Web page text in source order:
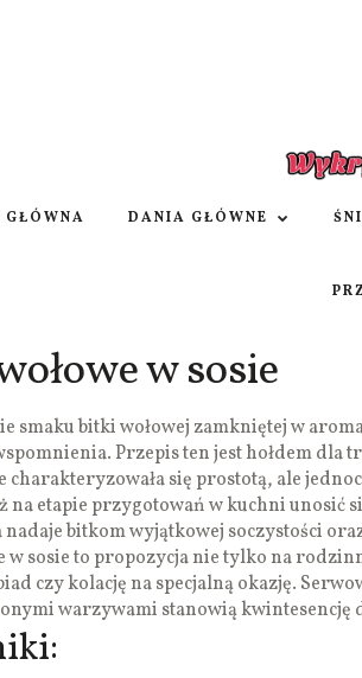
GŁÓWNA DANIA GŁÓWNE
w sosie
smaku bitki wołowej zamkniętej w
Przepis ten jest hołdem dla
charakteryzowała się prostotą, ale
na etapie przygotowań w kuchni unosić
bitkom wyjątkowej soczystości
w sosie to propozycja nie tylko na
czy kolację na specjalną okazję.
warzywami stanowią kwintesencję